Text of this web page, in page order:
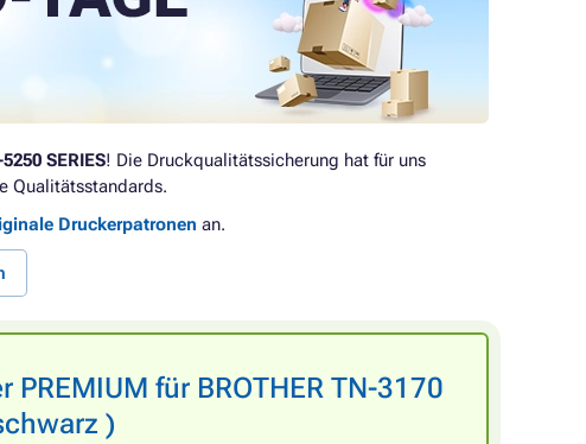
SERIES! Die Druckqualitätssicherung hat für uns
Qualitätsstandards.
Druckerpatronen an.
PREMIUM für BROTHER TN-3170
)